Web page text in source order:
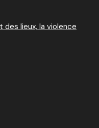
lieux, la violence